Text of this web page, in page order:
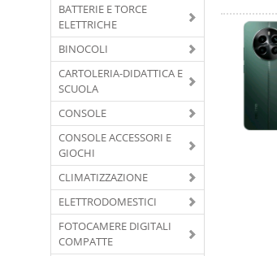
BATTERIE E TORCE
ELETTRICHE
BINOCOLI
CARTOLERIA-DIDATTICA E
SCUOLA
CONSOLE
CONSOLE ACCESSORI E
GIOCHI
CLIMATIZZAZIONE
ELETTRODOMESTICI
FOTOCAMERE DIGITALI
COMPATTE